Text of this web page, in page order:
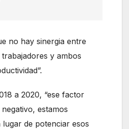
no hay sinergia entre
y ambos
a 2020, “ese factor
estamos
de potenciar esos